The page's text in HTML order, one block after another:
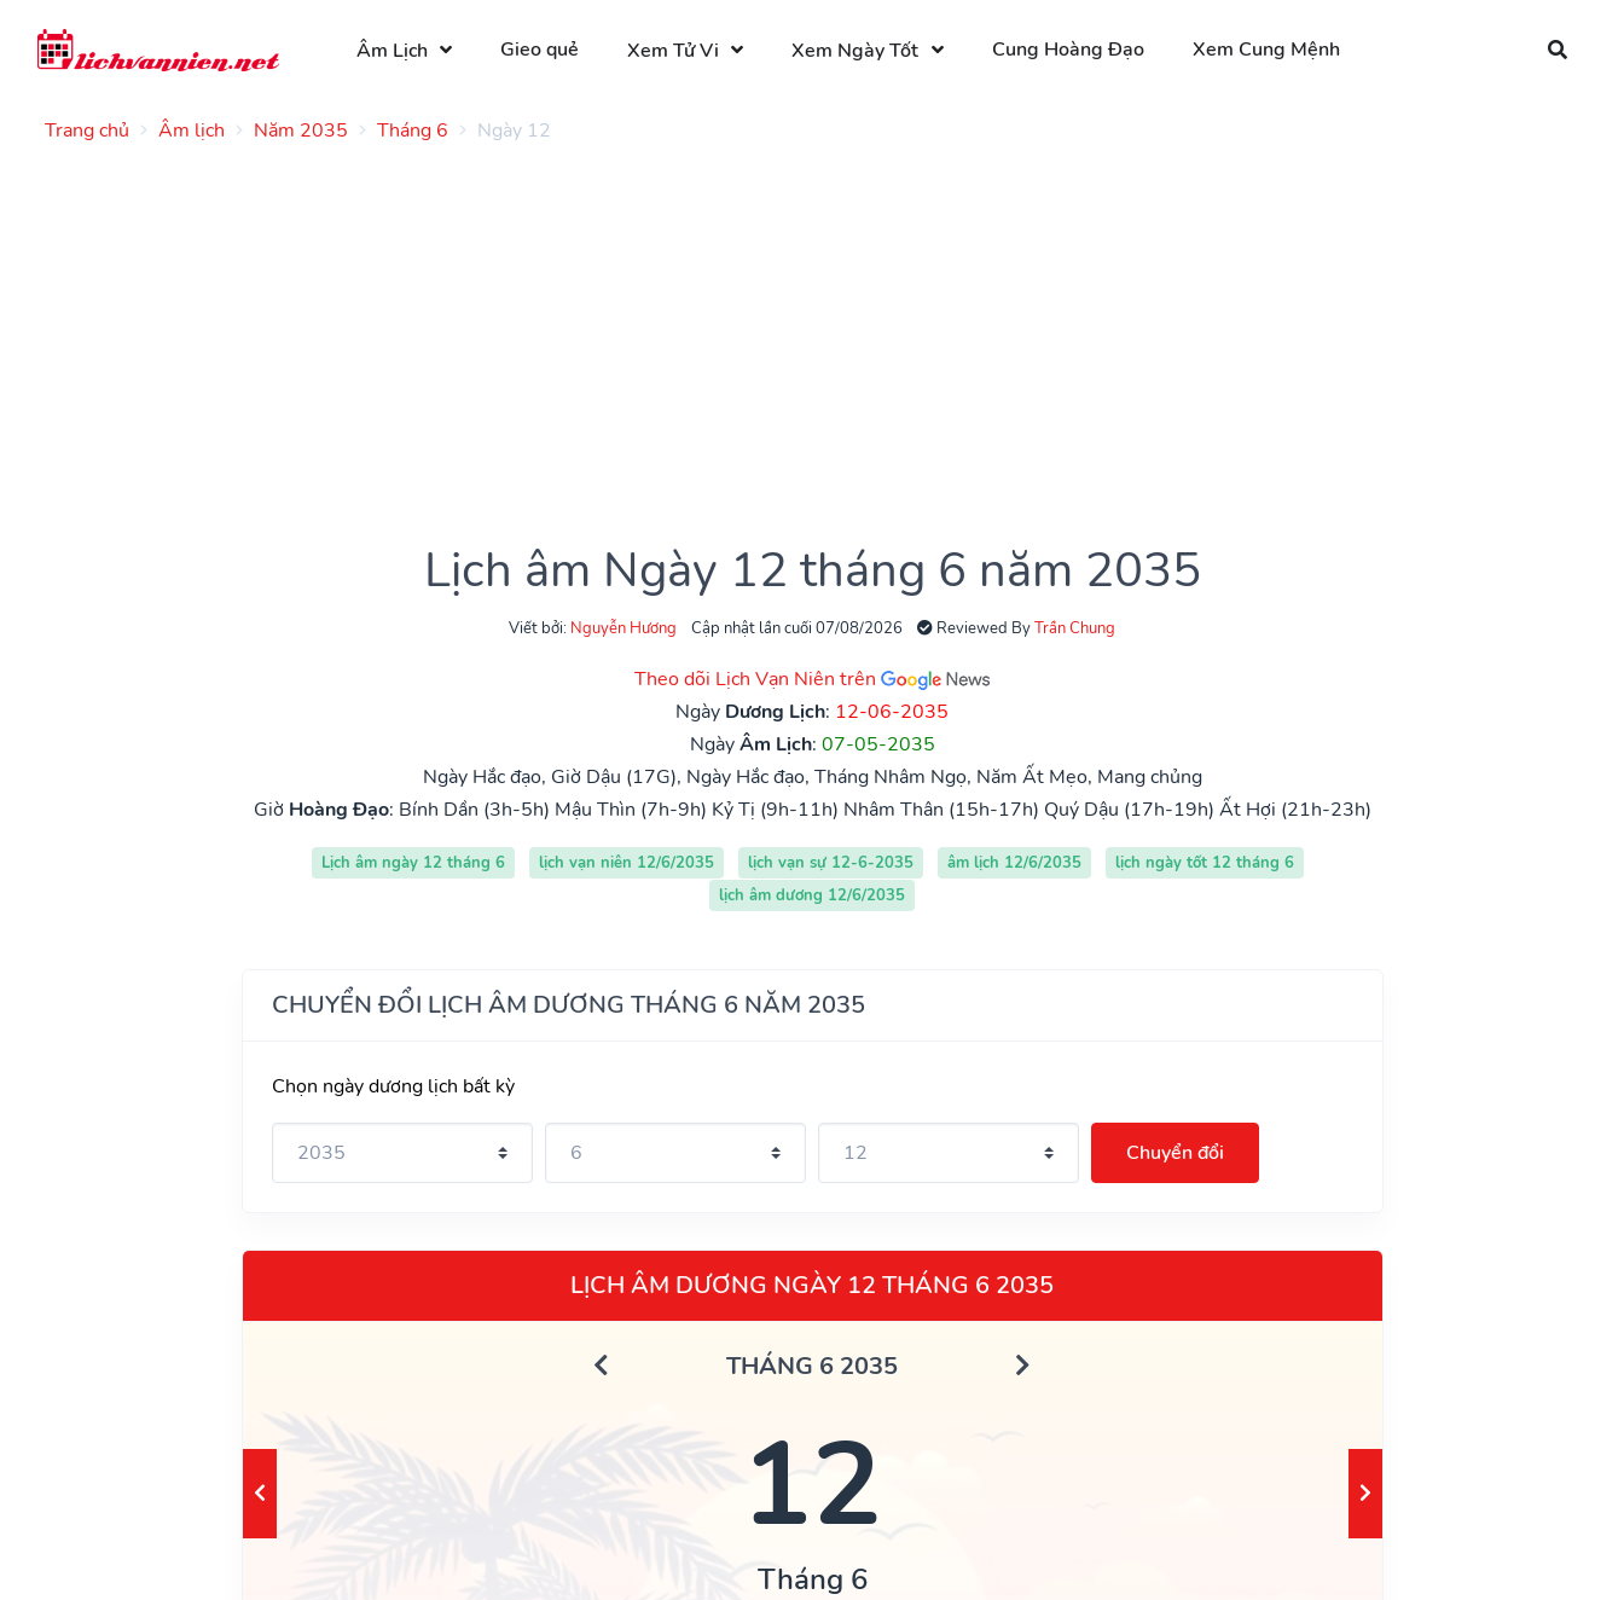
Âm Lịch Gieo quẻ Xem Tử Vi Xem Ngày Tốt Cung Hoàng Đạo Xem Cung Mệnh
Trang chủ Âm lịch Năm 2035 Tháng 6 Ngày 12
Lịch âm Ngày 12 tháng 6 năm 2035
Viết bởi: Nguyễn Hương Cập nhật lần cuối 07/08/2026 Reviewed ByTrần Chung
Theo dõi Lịch Vạn Niên trên
Ngày Dương Lịch: 12-06-2035
NgàyÂm Lịch: 07-05-2035
Ngày Hắc đạo, Giờ Dậu (17G), Ngày Hắc đạo, Tháng Nhâm Ngọ, Năm Ất Mẹo, Mang chủng
Giờ Hoàng Đạo: Bính Dần (3h-5h) Mậu Thìn (7h-9h) Kỷ Tị (9h-11h) Nhâm Thân (15h-17h) Quý Dậu (17h-19h) Ất Hợi (21h-23h)
Lịch âm ngày 12 tháng 6 lịch vạn niên 12/6/2035 lịch vạn sự 12-6-2035 âm lịch 12/6/2035
lịch ngày tốt 12 tháng 6
lịch âm dương 12/6/2035
CHUYỂN ĐỔI LỊCH ÂM DƯƠNG THÁNG 6 NĂM 2035
Chọn ngày dương lịch bất kỳ
Chuyển đổi
LỊCH ÂM DƯƠNG NGÀY 12 THÁNG 6 2035
THÁNG 6 2035
12
Tháng 6